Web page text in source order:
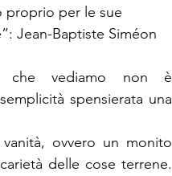
proprio per le sue
Jean-Baptiste Siméon
che vediamo non è
spensierata una
ovvero un monito
delle cose terrene.